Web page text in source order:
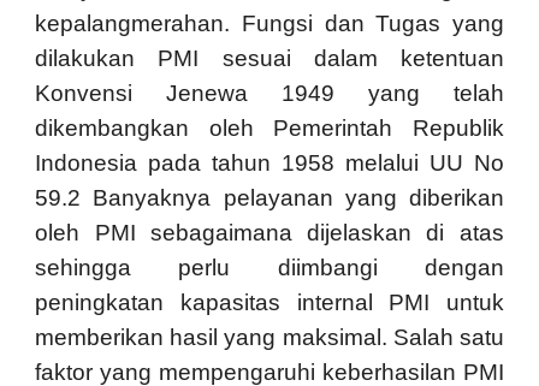
kepalangmerahan. Fungsi dan Tugas yang
dilakukan PMI sesuai dalam ketentuan
Konvensi Jenewa 1949 yang telah
dikembangkan oleh Pemerintah Republik
Indonesia pada tahun 1958 melalui UU No
59.2 Banyaknya pelayanan yang diberikan
oleh PMI sebagaimana dijelaskan di atas
sehingga perlu diimbangi dengan
peningkatan kapasitas internal PMI untuk
memberikan hasil yang maksimal. Salah satu
faktor yang mempengaruhi keberhasilan PMI